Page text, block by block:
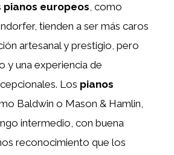
pianos europeos, como
tienden a ser más caros
artesanal y prestigio, pero
y una experiencia de
Los pianos
Baldwin o Mason & Hamlin,
intermedio, con buena
reconocimiento que los